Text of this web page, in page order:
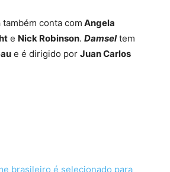
conta com Angela
e Nick Robinson. Damseltem
e é dirigido por Juan Carlos
brasileiro é selecionado para